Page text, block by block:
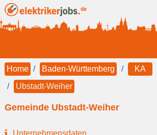
Home Baden-Württemberg
KA
Ubstadt-Weiher
Gemeinde Ubstadt-Weiher